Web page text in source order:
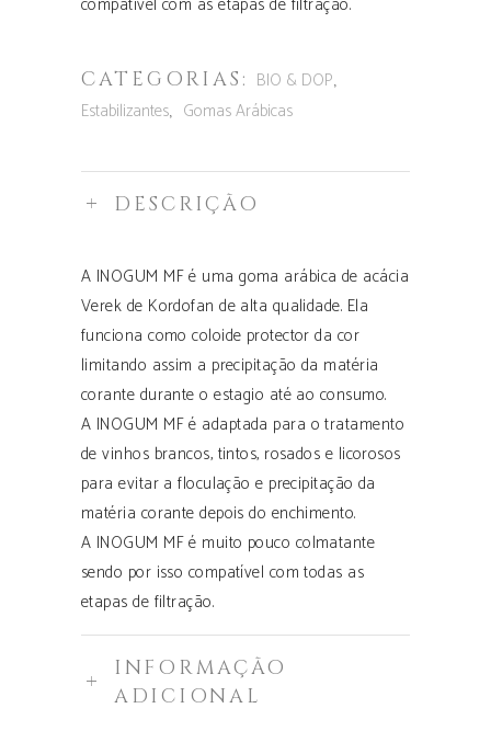
CATEGORIAS: BIO & DOP,
Estabilizantes, Gomas Arábicas
DESCRIÇÃO
A INOGUM MF é uma goma arábica de acácia
Verek de Kordofan de alta qualidade. Ela
funciona como coloide protector da cor
limitando assim a precipitação da matéria
corante durante o estagio até ao consumo.
A INOGUM MF é adaptada para o tratamento
de vinhos brancos, tintos, rosados e licorosos
para evitar a floculação e precipitação da
matéria corante depois do enchimento.
A INOGUM MF é muito pouco colmatante
sendo por isso compatível com todas as
etapas de filtração.
INFORMAÇÃO
ADICIONAL